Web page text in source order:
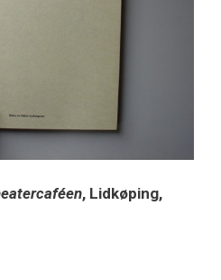
, Lidkøping,